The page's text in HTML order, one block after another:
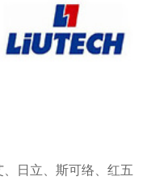
日立、斯可络、红五